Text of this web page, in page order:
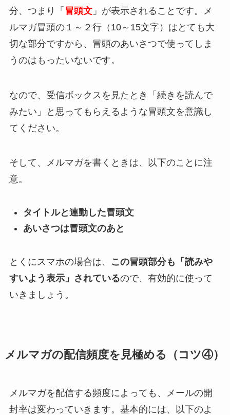
分、つまり「 冒頭文」が表示されることです。メ
ルマガ冒頭の１～２行（10～15文字）はとても大
切な部分ですから、冒頭のあいさつで使ってしま
うのはもったいないです。
なので、受信ボックスを見たとき「続きを読んで
みたい」と思ってもらえるような冒頭文を意識し
てください。
そして、メルマガを書くときは、以下のことに注
意。
タイトルと連動した冒頭文
あいさつは冒頭文のあと
とくにスマホの場合は、
この冒頭部分も「読みや
すいよう表示」されているので、有効的に使って
いきましょう。
メルマガの配信頻度を見極める（コツ④）
メルマガを配信する頻度によっても、メールの開
封率は変わっていきます。基本的には、以下のよ